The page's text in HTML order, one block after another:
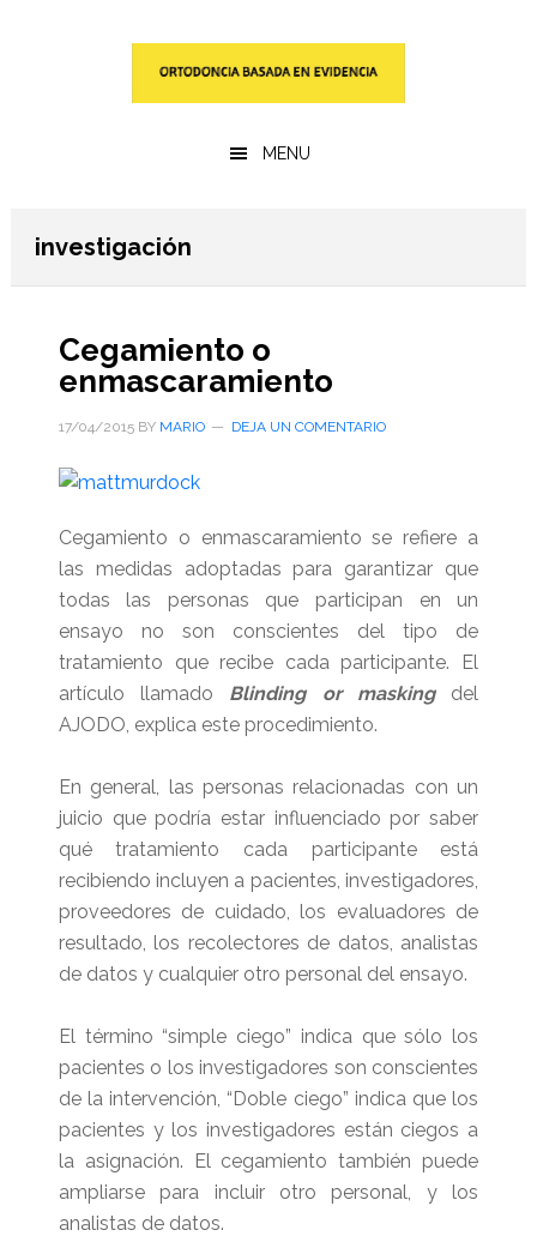
MENU
investigación
Cegamiento o
enmascaramiento
17/04/2015BY MARIO DEJA UN COMENTARIO
Cegamiento o enmascaramiento se refiere a
las medidas adoptadas para garantizar que
todas las personas que participan en un
ensayo no son conscientes del tipo de
tratamiento que recibe cada participante. El
artículo llamado Blinding or masking
del
AJODO, explica este procedimiento.
En general, las personas relacionadas con un
juicio que podría estar influenciado por saber
qué tratamiento cada participante está
recibiendo incluyen a pacientes, investigadores,
proveedores de cuidado, los evaluadores de
resultado, los recolectores de datos, analistas
de datos y cualquier otro personal del ensayo.
El término “simple ciego” indica que sólo los
pacientes o los investigadores son conscientes
de la intervención, “Doble ciego” indica que los
pacientes y los investigadores están ciegos a
la asignación. El cegamiento también puede
ampliarse para incluir otro personal, y los
analistas de datos.